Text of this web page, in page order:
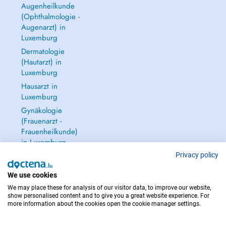
Augenheilkunde
(Ophthalmologie -
Augenarzt) in
Luxemburg
Dermatologie
(Hautarzt) in
Luxemburg
Hausarzt in
Luxemburg
Gynäkologie
(Frauenarzt -
Frauenheilkunde)
in Luxemburg
IM NOTFALL WENDEN SIE SICH AN : 112
Privacy policy
We use cookies
We may place these for analysis of our visitor data, to improve our website,
show personalised content and to give you a great website experience. For
more information about the cookies open the cookie manager settings.